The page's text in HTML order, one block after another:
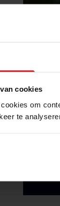
cookies
om
te
CISO
4 min